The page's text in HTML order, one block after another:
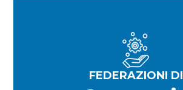
FEDERAZIONI DI